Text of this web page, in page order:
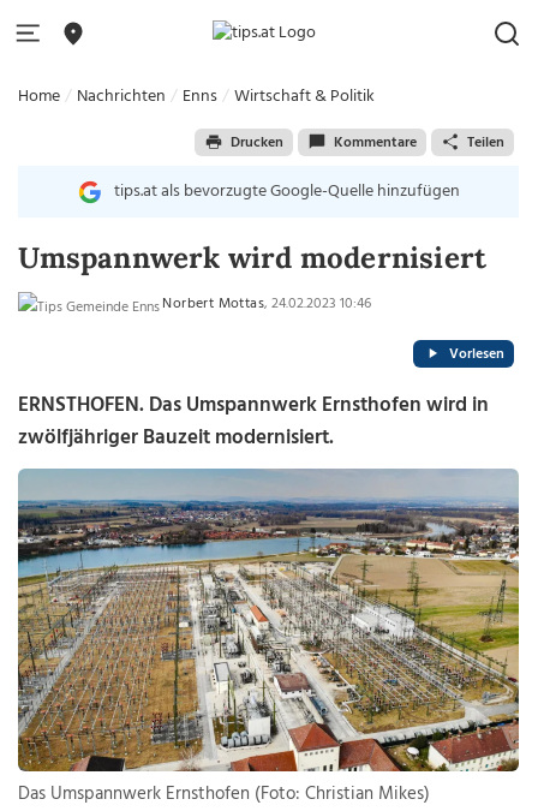
Home Nachrichten Enns Wirtschaft & Politik
Drucken Kommentare Teilen
tips.at als bevorzugte Google-Quelle hinzufügen
Umspannwerk wird modernisiert
Norbert Mottas, 24.02.2023 10:46
Vorlesen
ERNSTHOFEN.Das Umspannwerk Ernsthofen wird in
zwölfjähriger Bauzeit modernisiert.
Das Umspannwerk Ernsthofen (Foto: Christian Mikes)